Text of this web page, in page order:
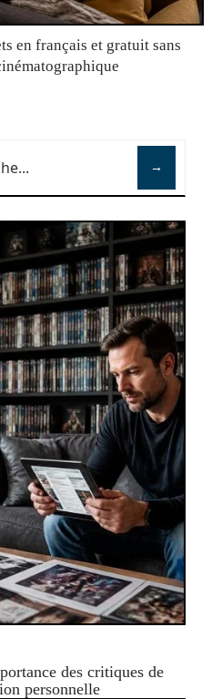
en français et gratuit sans
des critiques de
personnelle